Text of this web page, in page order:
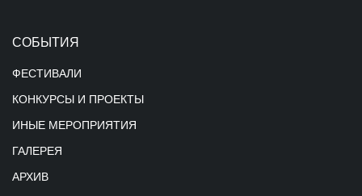
СОБЫТИЯ
ФЕСТИВАЛИ
КОНКУРСЫ И ПРОЕКТЫ
ИНЫЕ МЕРОПРИЯТИЯ
ГАЛЕРЕЯ
АРХИВ